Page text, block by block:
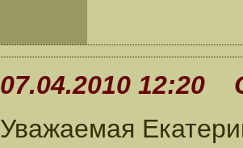
07.04.2010 12:20
Уважаемая